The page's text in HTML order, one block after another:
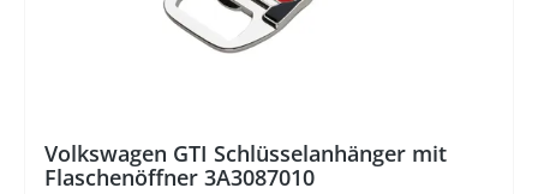
Volkswagen GTI Schlüsselanhänger mit
Flaschenöffner 3A3087010